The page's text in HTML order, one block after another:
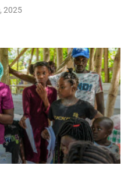
2025